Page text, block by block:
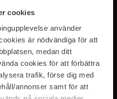
cookies
använder
är nödvändiga för att
medan ditt
cookies för att förbättra
trafik, förse dig med
annonser samt för att
VÅRA
du vårIntegritetspolicy.